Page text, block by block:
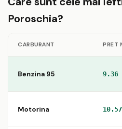
Poroschia?
CARBURANT PRET
Benzina 95
Motorina